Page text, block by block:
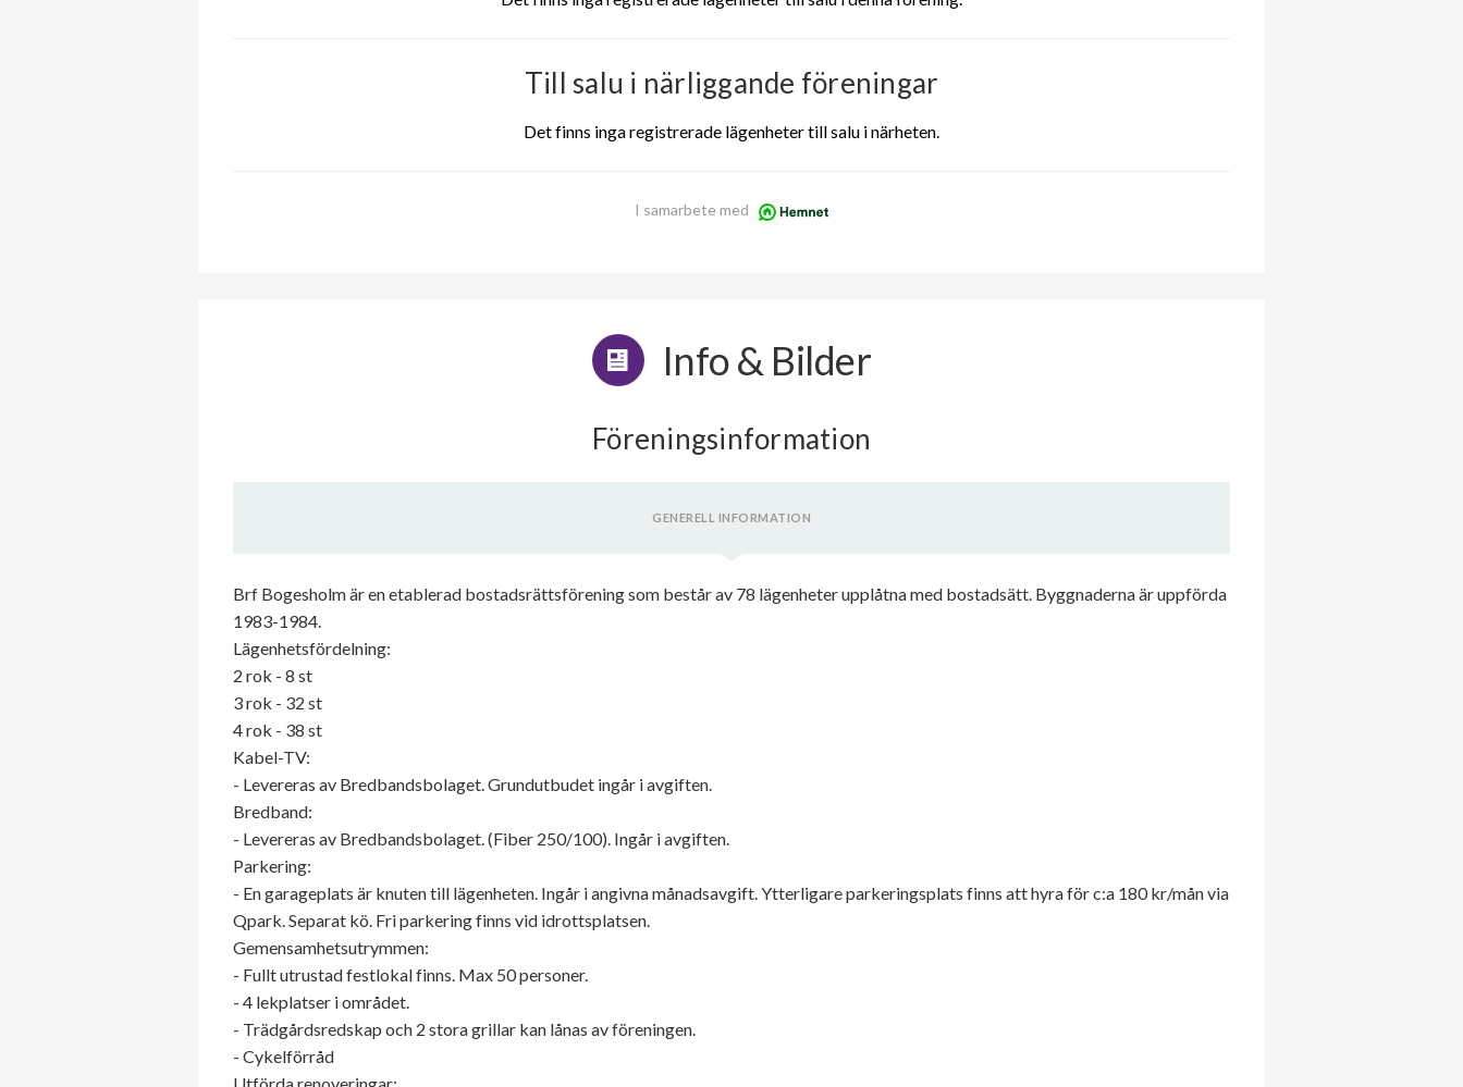
Till salu i närliggande föreningar
Det finns inga registrerade lägenheter till salu i närheten.
I samarbete med
Info & Bilder
Föreningsinformation
GENERELL INFORMATION
Brf Bogesholm är en etablerad bostadsrättsförening som består av 78 lägenheter upplåtna med bostadsätt. Byggnaderna är uppförda
1983-1984.
Lägenhetsfördelning:
2 rok - 8 st
3 rok - 32 st
4 rok - 38 st
Kabel-TV:
- Levereras av Bredbandsbolaget. Grundutbudet ingår i avgiften.
Bredband:
- Levereras av Bredbandsbolaget. (Fiber 250/100). Ingår i avgiften.
Parkering:
- En garageplats är knuten till lägenheten. Ingår i angivna månadsavgift. Ytterligare parkeringsplats finns att hyra för c:a 180 kr/mån via
Qpark. Separat kö. Fri parkering finns vid idrottsplatsen.
Gemensamhetsutrymmen:
- Fullt utrustad festlokal finns. Max 50 personer.
- 4 lekplatser i området.
- Trädgårdsredskap och 2 stora grillar kan lånas av föreningen.
- Cykelförråd
Utförda renoveringar: